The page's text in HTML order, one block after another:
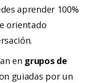
aprender 100%
orientado
en grupos de
guiadas por un